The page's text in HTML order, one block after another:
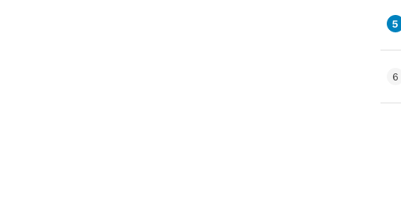
5
6